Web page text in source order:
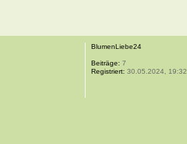
BlumenLiebe24
Beiträge: 7
Registriert: 30.05.2024, 19:32